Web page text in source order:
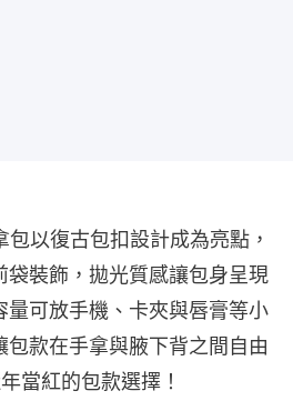
以復古包扣設計成為亮點，
袋裝飾，拋光質感讓包身呈現
量可放手機、卡夾與唇膏等小
款在手拿與腋下背之間自由
當紅的包款選擇！